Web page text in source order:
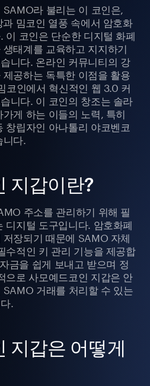
라 불리는 이 코인은,
밈코인 열풍 속에서 암호화
이 코인은 단순한 디지털 화폐
태계를 교육하고 지지하기
니다. 온라인 커뮤니티의 강
공하는 독특한 이점을 활용
코인에서 혁신적인 웹 3.0 커
니다. 이 코인의 창조는 솔라
게 하는 이들의 노력, 특히
창립자인 아나톨리 야코벤코
니다.
지갑이란?
주소를 관리하기 위해 필
디지털 도구입니다. 암호화폐
장되기 때문에 SAMO 자체
수적인 키 관리 기능을 제공합
금을 쉽게 보내고 받으며 정
으로 사모예드코인 지갑은 안
거래를 처리할 수 있는
.
지갑은 어떻게